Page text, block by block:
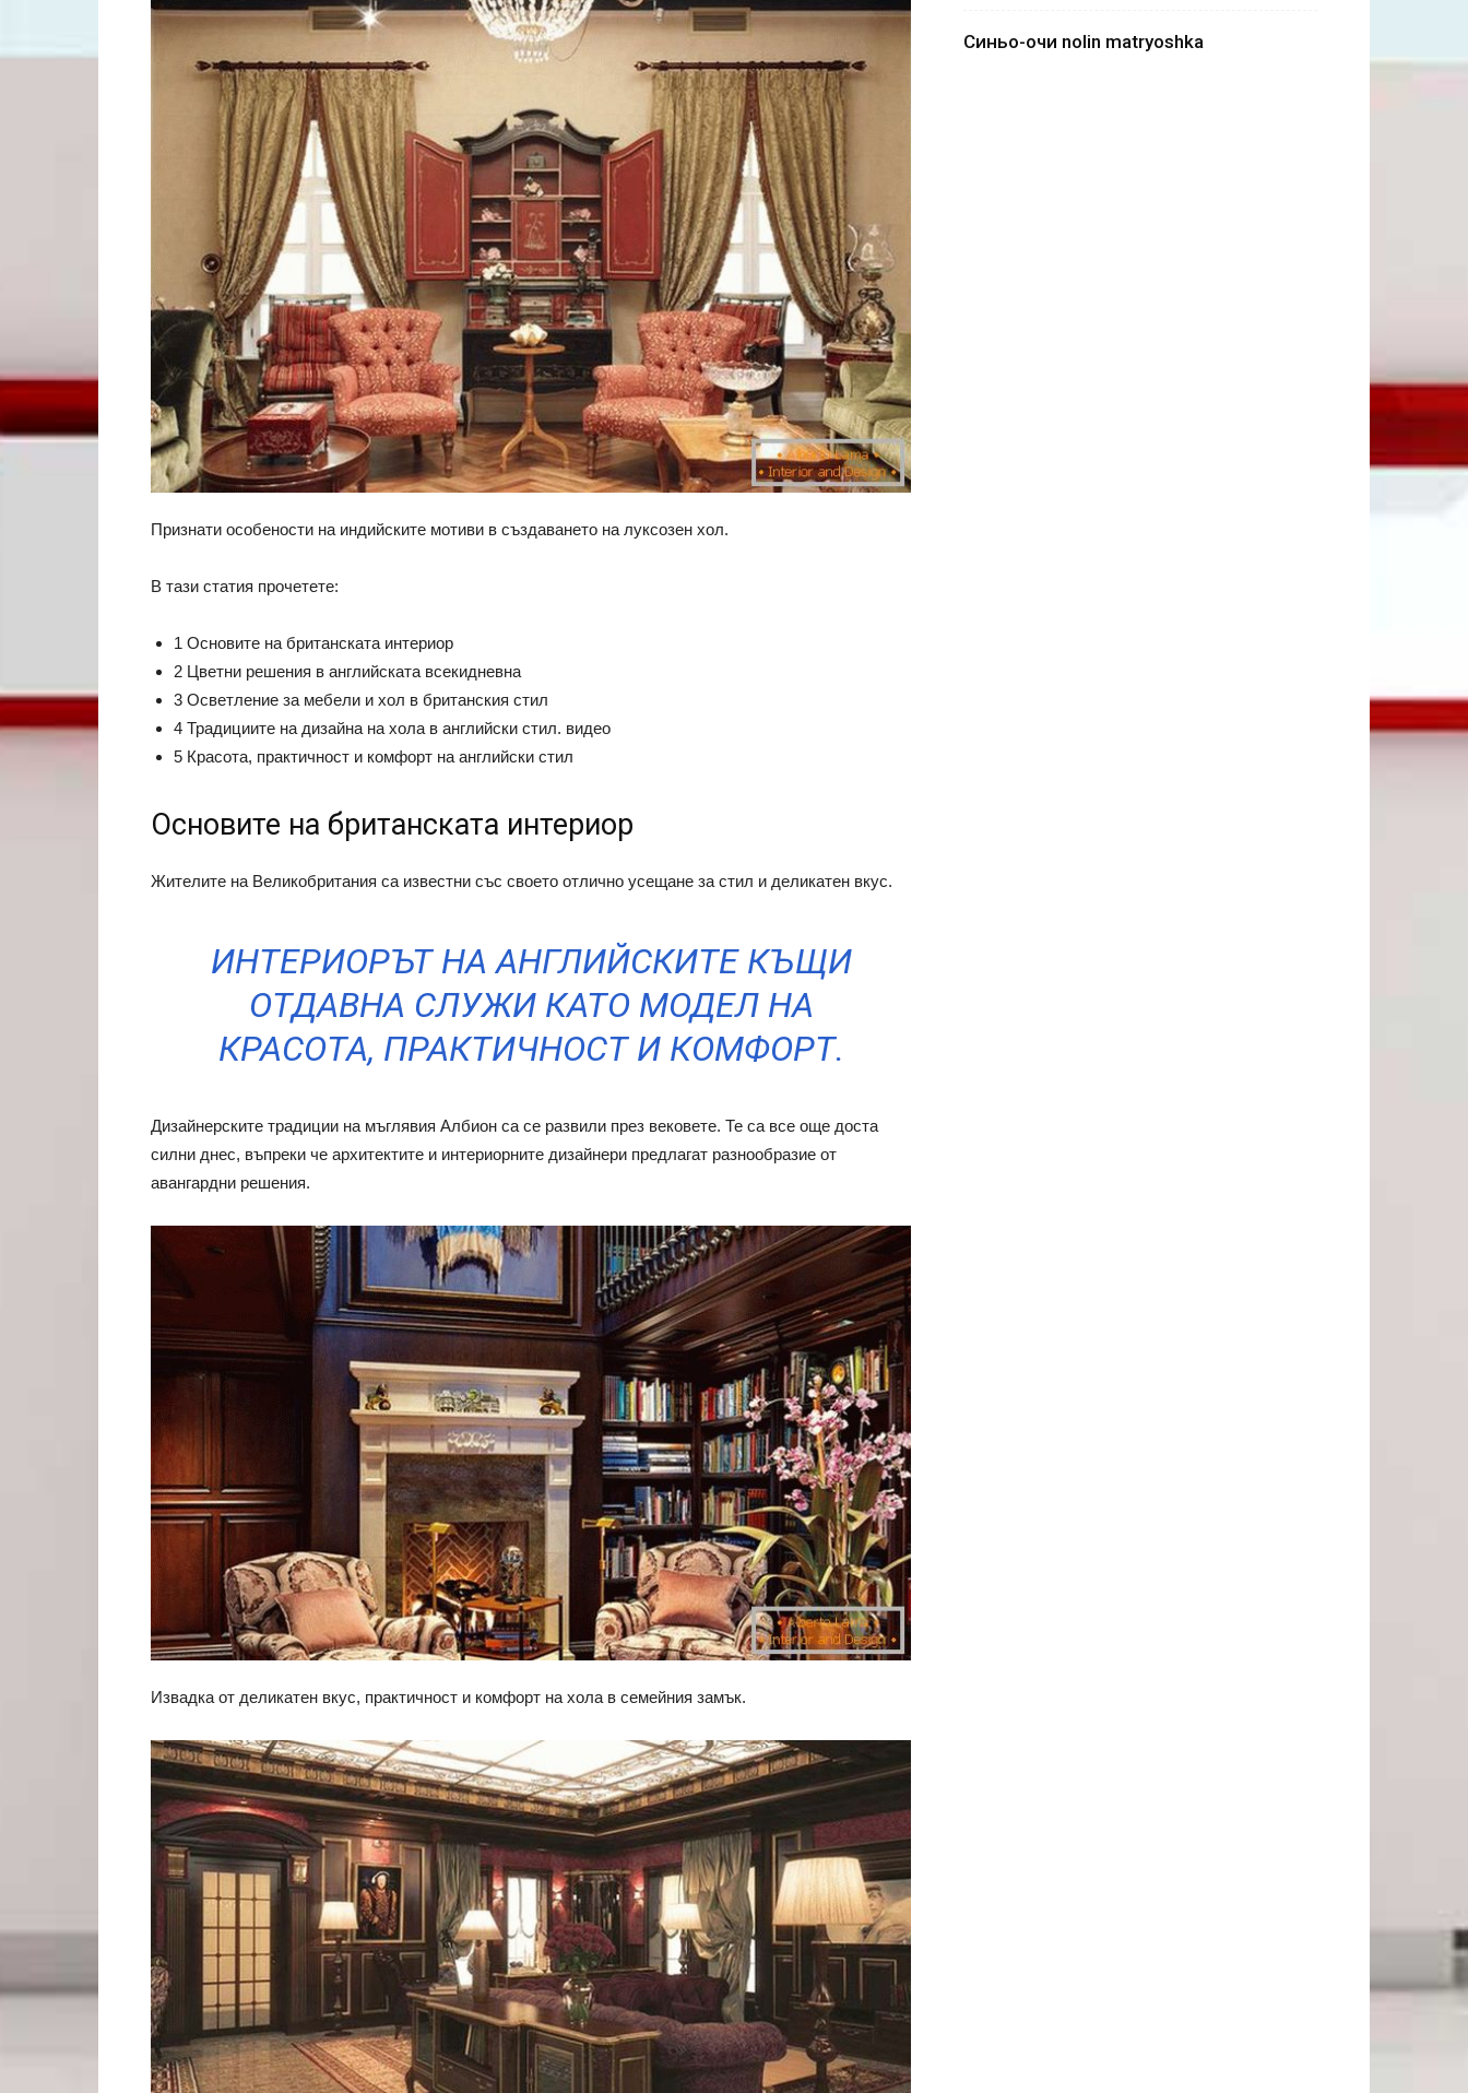
Признати особености на индийските мотиви в създаването на луксозен хол.
В тази статия прочетете:
1 Основите на британската интериор
2 Цветни решения в английската всекидневна
3 Осветление за мебели и хол в британския стил
4 Традициите на дизайна на хола в английски стил. видео
5 Красота, практичност и комфорт на английски стил
Основите на британската интериор
Жителите на Великобритания са известни със своето отлично усещане за стил и деликатен вкус.
ИНТЕРИОРЪТ НА АНГЛИЙСКИТЕ КЪЩИ
ОТДАВНА СЛУЖИ КАТО МОДЕЛ НА
КРАСОТА, ПРАКТИЧНОСТ И КОМФОРТ.
Дизайнерските традиции на мъглявия Албион са се развили през вековете. Те са все още доста
силни днес, въпреки че архитектите и интериорните дизайнери предлагат разнообразие от
авангардни решения.
Извадка от деликатен вкус, практичност и комфорт на хола в семейния замък.
Синьо-очи nolin matryoshka